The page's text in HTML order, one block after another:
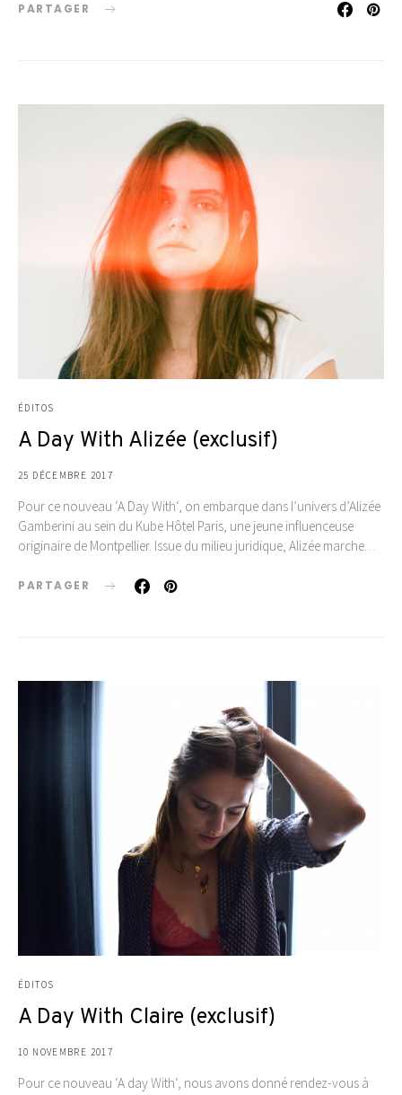
PARTAGER
ÉDITOS
A Day With Alizée (exclusif)
25 DÉCEMBRE 2017
Pour ce nouveau ‘A Day With‘, on embarque dans l’univers d’Alizée
Gamberini au sein du Kube Hôtel Paris, une jeune influenceuse
originaire de Montpellier. Issue du milieu juridique, Alizée marche…
PARTAGER
ÉDITOS
A Day With Claire (exclusif)
10 NOVEMBRE 2017
Pour ce nouveau ‘A day With‘, nous avons donné rendez-vous à